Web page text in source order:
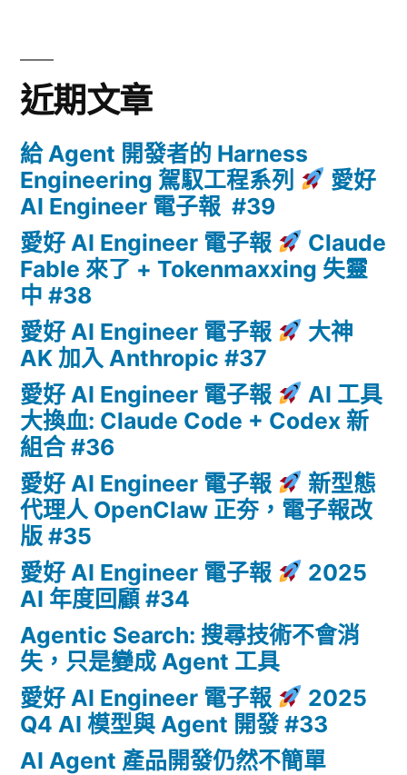
近期文章
給 Agent 開發者的 Harness
Engineering 駕馭工程系列
愛好
AI Engineer 電子報 #39
愛好 AI Engineer 電子報
Claude
Fable 來了 + Tokenmaxxing 失靈
中 #38
愛好 AI Engineer 電子報
大神
AK 加入 Anthropic #37
愛好 AI Engineer 電子報
AI 工具
大換血: Claude Code + Codex 新
組合 #36
愛好 AI Engineer 電子報
新型態
代理人 OpenClaw 正夯，電子報改
版 #35
愛好 AI Engineer 電子報
2025
AI 年度回顧 #34
Agentic Search: 搜尋技術不會消
失，只是變成 Agent 工具
愛好 AI Engineer 電子報
2025
Q4 AI 模型與 Agent 開發 #33
AI Agent 產品開發仍然不簡單